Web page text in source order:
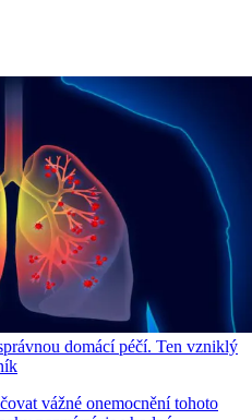
domácí péčí. Ten vzniklý
vážné onemocnění tohoto